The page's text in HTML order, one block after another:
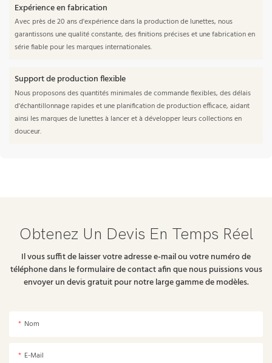
Expérience en fabrication
Avec près de 20 ans d'expérience dans la production de lunettes, nous
garantissons une qualité constante, des finitions précises et une fabrication en
série fiable pour les marques internationales.
Support de production flexible
Nous proposons des quantités minimales de commande flexibles, des délais
d'échantillonnage rapides et une planification de production efficace, aidant
ainsi les marques de lunettes à lancer et à développer leurs collections en
douceur.
Obtenez Un Devis En Temps Réel
Il vous suffit de laisser votre adresse e-mail ou votre numéro de
téléphone dans le formulaire de contact afin que nous puissions vous
envoyer un devis gratuit pour notre large gamme de modèles.
Nom
E-Mail